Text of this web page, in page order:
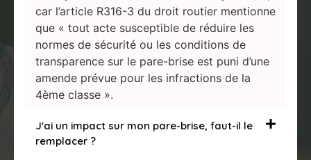
car l’article R316-3 du droit routier mentionne
que « tout acte susceptible de réduire les
normes de sécurité ou les conditions de
transparence sur le pare-brise est puni d’une
amende prévue pour les infractions de la
4ème classe ».
J'ai un impact sur mon pare-brise, faut-il le
remplacer ?